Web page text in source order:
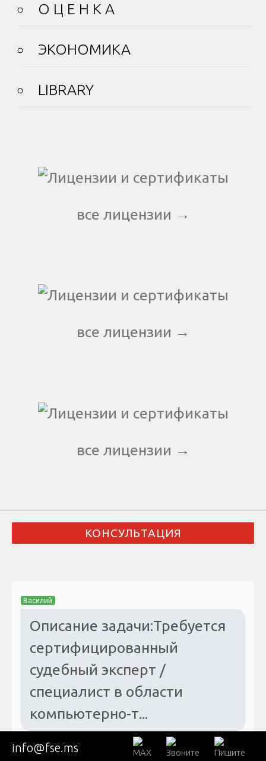
О Ц Е Н К А
ЭКОНОМИКА
LIBRARY
все лицензии →
все лицензии →
все лицензии →
КОНСУЛЬТАЦИЯ
Василий
Описание задачи:Требуется
сертифицированный
судебный эксперт /
специалист в области
компьютерно-т...
info@fse.ms